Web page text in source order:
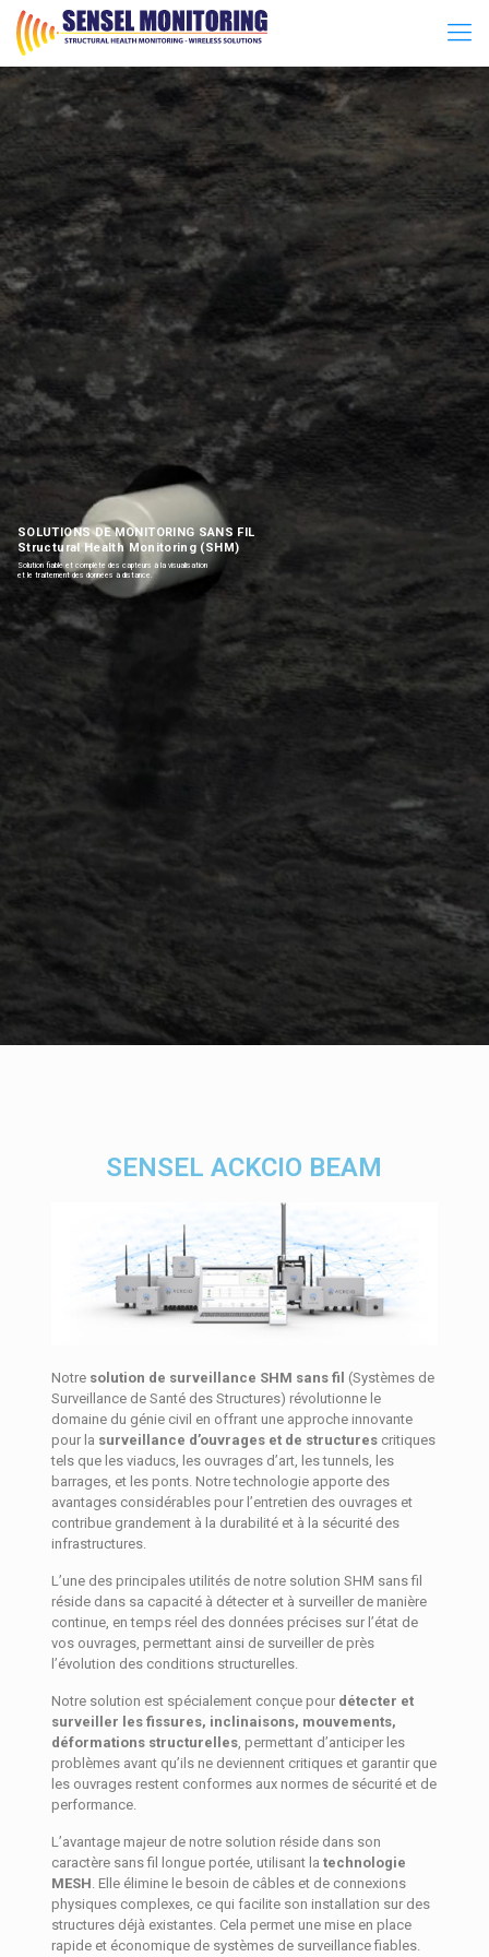
SOLUTIONS DE MONITORING SANS FIL
Structural Health Monitoring (SHM)
Solution fiable et complète des capteurs à la visualisation
et le traitement des données à distance.
SENSEL ACKCIO BEAM
Notre solution de surveillance SHM sans fil (Systèmes de
Surveillance de Santé des Structures) révolutionne le
domaine du génie civil en offrant une approche innovante
pour la surveillance d’ouvrages et de structurescritiques
tels que les viaducs, les ouvrages d’art, les tunnels, les
barrages, et les ponts. Notre technologie apporte des
avantages considérables pour l’entretien des ouvrages et
contribue grandement à la durabilité et à la sécurité des
infrastructures.
L’une des principales utilités de notre solution SHM sans fil
réside dans sa capacité à détecter et à surveiller de manière
continue, en temps réel des données précises sur l’état de
vos ouvrages, permettant ainsi de surveiller de près
l’évolution des conditions structurelles.
Notre solution est spécialement conçue pour détecter et
surveiller les fissures, inclinaisons, mouvements,
déformations structurelles, permettant d’anticiper les
problèmes avant qu’ils ne deviennent critiques et garantir que
les ouvrages restent conformes aux normes de sécurité et de
performance.
L’avantage majeur de notre solution réside dans son
caractère sans fil longue portée, utilisant la technologie
MESH . Elle élimine le besoin de câbles et de connexions
physiques complexes, ce qui facilite son installation sur des
structures déjà existantes. Cela permet une mise en place
rapide et économique de systèmes de surveillance fiables.